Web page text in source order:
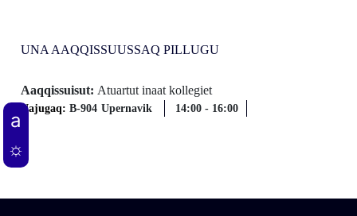
UNA AAQQISSUUSSAQ PILLUGU
Aaqqissuisut: Atuartut inaat kollegiet
Najugaq: B-904 Upernavik 14:00- 16:00